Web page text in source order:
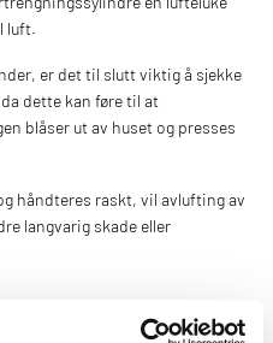
luft.
er det til slutt viktig å sjekke
dette kan føre til at
blåser ut av huset og presses
håndteres raskt, vil avlufting av
langvarig skade eller